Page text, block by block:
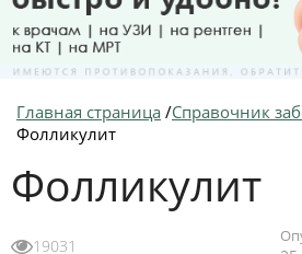
Главная страница /Справочник
Фолликулит
Фолликулит
19031